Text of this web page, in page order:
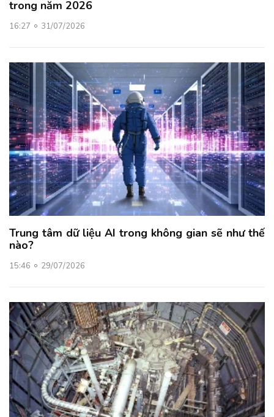
trong năm 2026
16:27 31/07/2026
Trung tâm dữ liệu AI trong không gian sẽ như thế
nào?
15:46 29/07/2026